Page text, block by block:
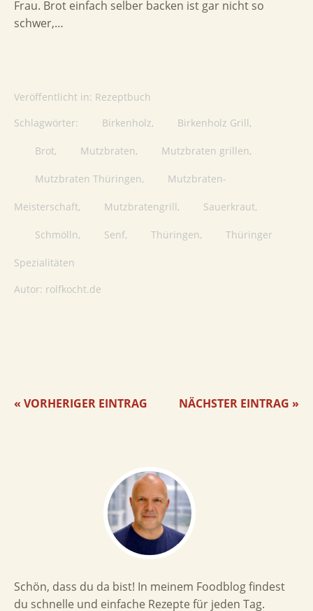
Frau. Brot einfach selber backen ist gar nicht so
schwer,…
Veröffentlicht in: Rezeptbuch
Schlagwörter:
Birkenholz, Birkenholz Grill,
Brot, Mutzbraten, Mutzbraten grillen,
Mutzbraten Thüringen, Mutzbraten-
Meisterschaft, Mutzbratengrill, Sauerkraut,
Schmölln, Senf, Thüringen, Thüringer
Spezialitäten
Autor: rolfkocht.de
NÄCHSTER EINTRAG »
« VORHERIGER EINTRAG
Schön, dass du da bist! In meinem Foodblog findest
du schnelle und einfache Rezepte für jeden Tag.